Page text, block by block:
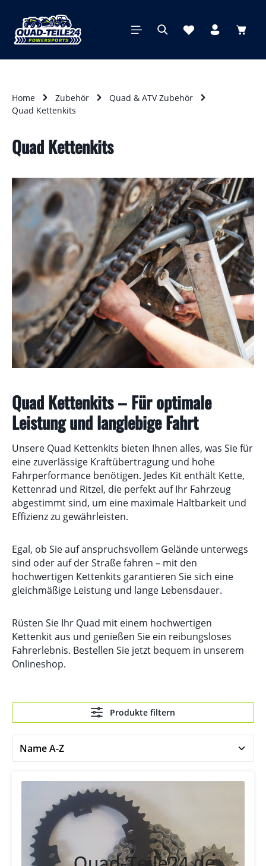
springen
Home Zubehör
Quad & ATV Zubehör
Quad Kettenkits
Quad Kettenkits
Quad Kettenkits – Für optimale
Leistung und langlebige Fahrt
Unsere Quad Kettenkits bieten Ihnen alles, was Sie für
eine zuverlässige Kraftübertragung und hohe
Fahrperformance benötigen. Jedes Kit enthält Kette,
Kettenrad und Ritzel, die perfekt auf Ihr Fahrzeug
abgestimmt sind, um eine maximale Haltbarkeit und
Effizienz zu gewährleisten.
Egal, ob Sie auf anspruchsvollem Gelände unterwegs
sind oder auf der Straße fahren – mit den
hochwertigen Kettenkits garantieren Sie sich eine
gleichmäßige Leistung und lange Lebensdauer.
Rüsten Sie Ihr Quad mit einem hochwertigen
Kettenkit aus und genießen Sie ein reibungsloses
Fahrerlebnis. Bestellen Sie jetzt bequem in unserem
Onlineshop.
Produkte filtern